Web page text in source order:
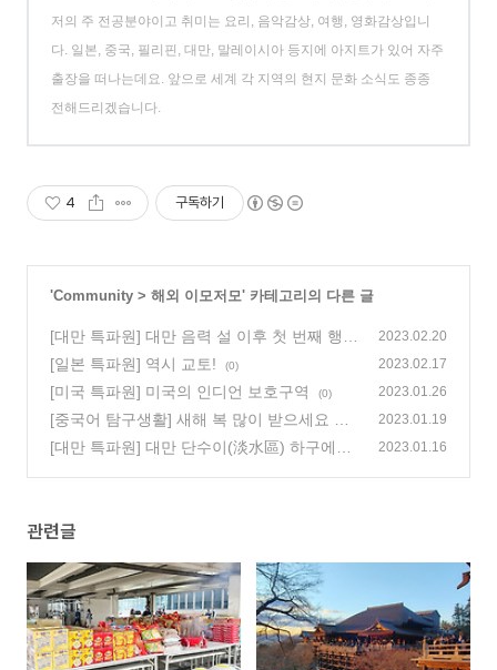
저의 주 전공분야이고 취미는 요리, 음악감상, 여행, 영화감상입니
다. 일본, 중국, 필리핀, 대만, 말레이시아 등지에 아지트가 있어 자주
출장을 떠나는데요. 앞으로 세계 각 지역의 현지 문화 소식도 종종
전해드리겠습니다.
4 구독하기
'Community > 해외 이모저모' 카테고리의 다른 글
[대만 특파원] 대만 음력 설 이후 첫 번째 행사
‘빠이빠이’
(0)
2023.02.20
[일본 특파원] 역시 교토! (0) 2023.02.17
[미국 특파원] 미국의 인디언 보호구역 (0) 2023.01.26
[중국어 탐구생활] 새해 복 많이 받으세요 新
年快乐
(0)
2023.01.19
[대만 특파원] 대만 단수이(淡水區) 하구에서 2023.01.16
관련글